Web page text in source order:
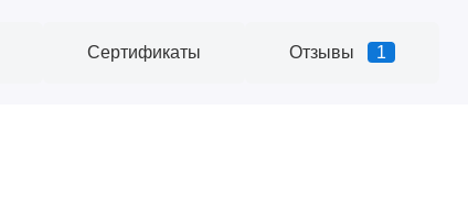
Сертификаты Отзывы 1